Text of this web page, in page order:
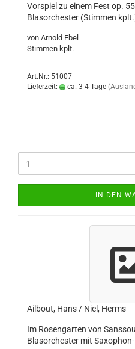
Vorspiel zu einem Fest op.
Blasorchester (Stimmen
von Arnold Ebel
Stimmen kplt.
Art.Nr.: 51007
Lieferzeit:
ca. 3-4 Tage
IN DEN
Ailbout, Hans / Niel, Herms
Im Rosengarten von
Blasorchester mit